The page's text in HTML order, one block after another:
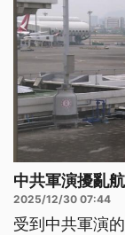
中共軍演擾亂
2025/12/30 07:44
受到中共軍演